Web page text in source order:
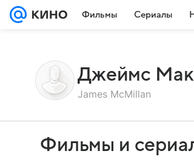
Фильмы Сериалы
Джеймс
James McMillan
Фильмы и